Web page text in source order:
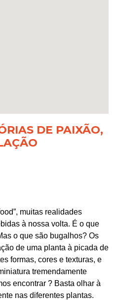
DE PAIXÃO,
muitas realidades
à nossa volta. É o que
o que são bugalhos? Os
de uma planta à picada de
formas, cores e texturas, e
tremendamente
encontrar ? Basta olhar à
nas diferentes plantas.